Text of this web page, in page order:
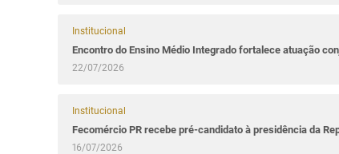
Institucional
Encontro do Ensino Médio Integrado fortalece atuação
22/07/2026
Institucional
Fecomércio PR recebe pré-candidato à presidência da
16/07/2026